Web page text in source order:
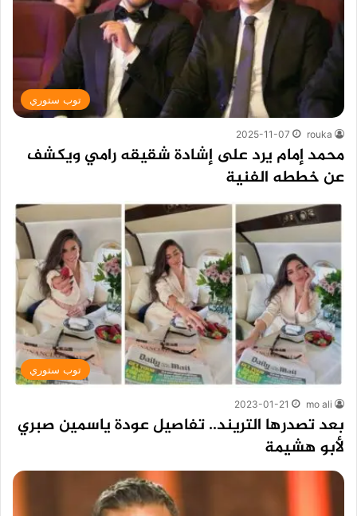
توب ستوري
rouka
2025-11-07
محمد إمام يرد على إشادة شقيقه رامي ويكشف
عن خططه الفنية
توب ستوري
mo ali
2023-01-21
بعد تصدرها التريند.. تفاصيل عودة ياسمين صبري
لأبو هشيمة